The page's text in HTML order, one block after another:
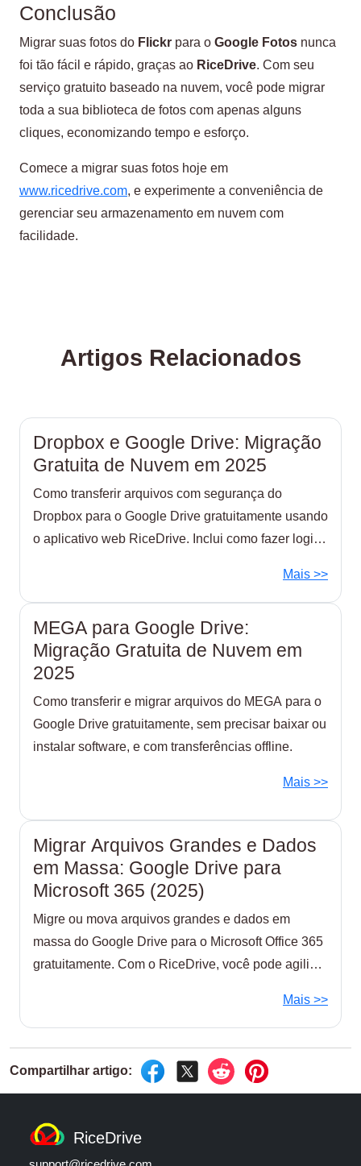
Conclusão
Migrar suas fotos do Flickr para o Google Fotos nunca
foi tão fácil e rápido, graças ao RiceDrive. Com seu
serviço gratuito baseado na nuvem, você pode migrar
toda a sua biblioteca de fotos com apenas alguns
cliques, economizando tempo e esforço.
Comece a migrar suas fotos hoje em
www.ricedrive.com, e experimente a conveniência de
gerenciar seu armazenamento em nuvem com
facilidade.
Artigos Relacionados
Dropbox e Google Drive: Migração
Gratuita de Nuvem em 2025
Como transferir arquivos com segurança do
Dropbox para o Google Drive gratuitamente usando
o aplicativo web RiceDrive. Inclui como fazer login
Mais >>
MEGA para Google Drive:
Migração Gratuita de Nuvem em
2025
Como transferir e migrar arquivos do MEGA para o
Google Drive gratuitamente, sem precisar baixar ou
instalar software, e com transferências offline.
Mais >>
Migrar Arquivos Grandes e Dados
em Massa: Google Drive para
Microsoft 365 (2025)
Migre ou mova arquivos grandes e dados em
massa do Google Drive para o Microsoft Office 365
gratuitamente. Com o RiceDrive, você pode agilizar
Mais >>
RiceDrive